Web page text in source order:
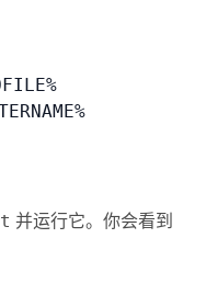
并运行它。你会看到